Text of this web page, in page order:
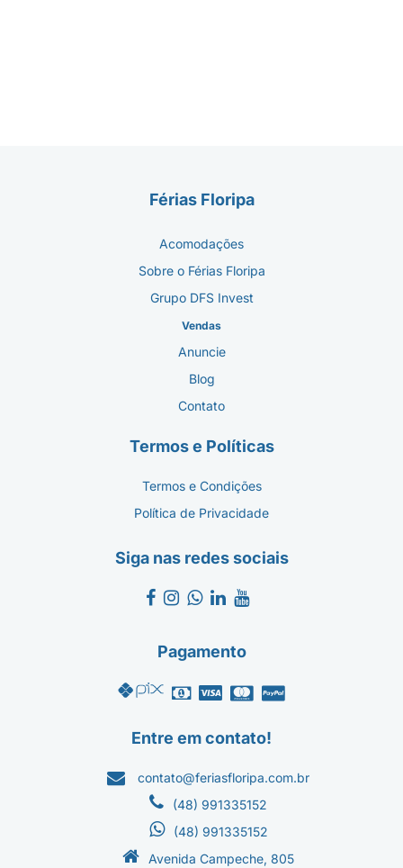
Férias Floripa
Acomodações
Sobre o Férias Floripa
Grupo DFS Invest
Vendas
Anuncie
Blog
Contato
Termos e Políticas
Termos e Condições
Política de Privacidade
Siga nas redes sociais
Pagamento
Entre em contato!
contato@feriasfloripa.com.br
(48) 991335152
(48) 991335152
Avenida Campeche, 805